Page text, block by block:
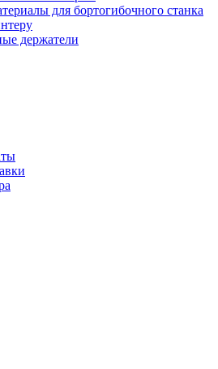
для бортогибочного станка
держатели